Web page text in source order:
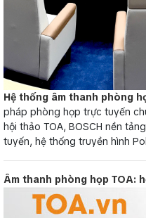
Hệ thống âm thanh phòng
pháp phòng họp trực tuyến
hội thảo TOA, BOSCH nền
tuyến, hệ thống truyền hình
Âm thanh phòng họp TOA: